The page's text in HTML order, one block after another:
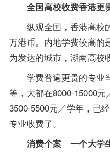
全国高校收费香港更
纵观全国，香港高校
万港币。内地学费较高的
为发达的城市，湖南高校
学费普遍更贵的专业
等，大都在8000-15000
3500-5500元／学年，已
专业收费了。
消费个案 一个大学